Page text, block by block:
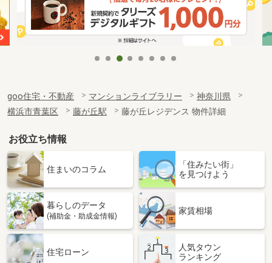
goo住宅・不動産 マンションライブラリー
神奈川県
横浜市青葉区
藤が丘駅 藤が丘レジデンス 物件詳細
お役立ち情報
住まいのコラム
「住みたい街」
を見つけよう
暮らしのデータ
(補助金・助成金情報)
家賃相場
住宅ローン
人気タウン
ランキング